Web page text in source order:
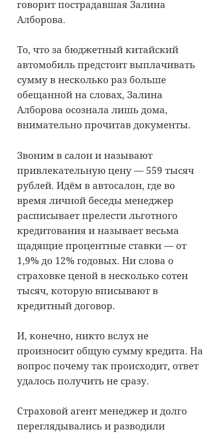
говорит пострадавшая Залина
Алборова.
То, что за бюджетный китайский
автомобиль предстоит выплачивать
сумму в несколько раз больше
обещанной на словах, Залина
Алборова осознала лишь дома,
внимательно прочитав документы.
Звоним в салон и называют
привлекательную цену — 559 тысяч
рублей. Идём в автосалон, где во
время личной беседы менеджер
расписывает прелести льготного
кредитования и называет весьма
щадящие процентные ставки — от
1,9% до 12% годовых. Ни слова о
страховке ценой в несколько сотен
тысяч, которую вписывают в
кредитный договор.
И, конечно, никто вслух не
произносит общую сумму кредита. На
вопрос почему так происходит, ответ
удалось получить не сразу.
Страховой агент менеджер и долго
переглядывались и разводили